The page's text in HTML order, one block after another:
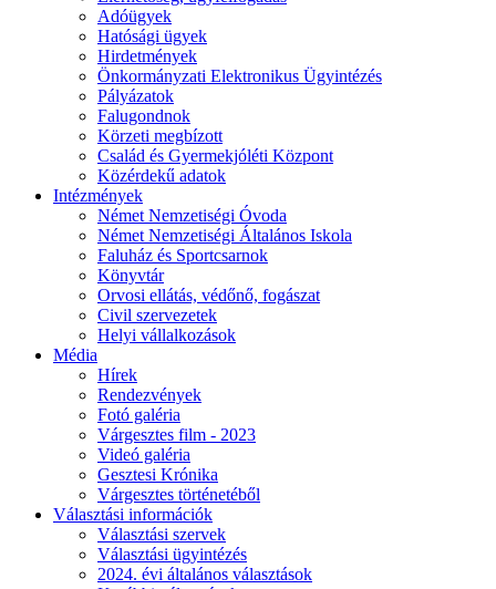
Adóügyek
Hatósági ügyek
Hirdetmények
Önkormányzati Elektronikus Ügyintézés
Pályázatok
Falugondnok
Körzeti megbízott
Család és Gyermekjóléti Központ
Közérdekű adatok
Intézmények
Német Nemzetiségi Óvoda
Német Nemzetiségi Általános Iskola
Faluház és Sportcsarnok
Könyvtár
Orvosi ellátás, védőnő, fogászat
Civil szervezetek
Helyi vállalkozások
Média
Hírek
Rendezvények
Fotó galéria
Várgesztes film - 2023
Videó galéria
Gesztesi Krónika
Várgesztes történetéből
Választási információk
Választási szervek
Választási ügyintézés
2024. évi általános választások